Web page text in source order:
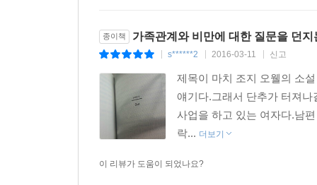
종이책 가족관계와 비만에 대한 질문을 던
s******2 2016-03-11 신고
제목이 마치 조지 오웰의 소
얘기다.그래서 단추가 터져
사업을 하고 있는 여자다.남
락... 더보기
이 리뷰가 도움이 되었나요?